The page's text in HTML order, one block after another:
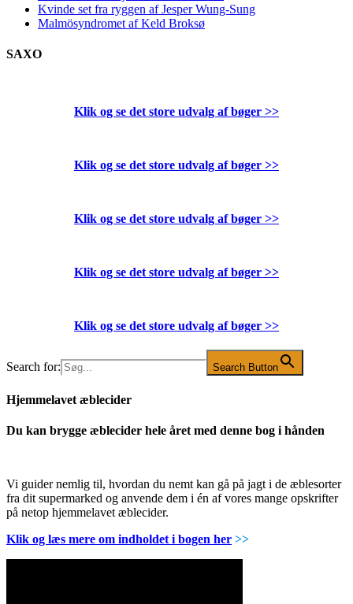
Kvinde set fra ryggen af Jesper Wung-Sung
Malmösyndromet af Keld Broksø
SAXO
Klik og se det store udvalg af bøger >>
Klik og se det store udvalg af bøger >>
Klik og se det store udvalg af bøger >>
Klik og se det store udvalg af bøger >>
Klik og se det store udvalg af bøger >>
Search for: Search Button
Hjemmelavet æblecider
Du kan brygge æblecider hele året med denne bog i hånden
Vi guider nemlig til, hvordan du nemt kan gå på jagt i de æblesorter
fra dit supermarked og anvende dem i én af vores mange opskrifter
på netop hjemmelavet æblecider.
Klik og læs mere om indholdet i bogen her >>